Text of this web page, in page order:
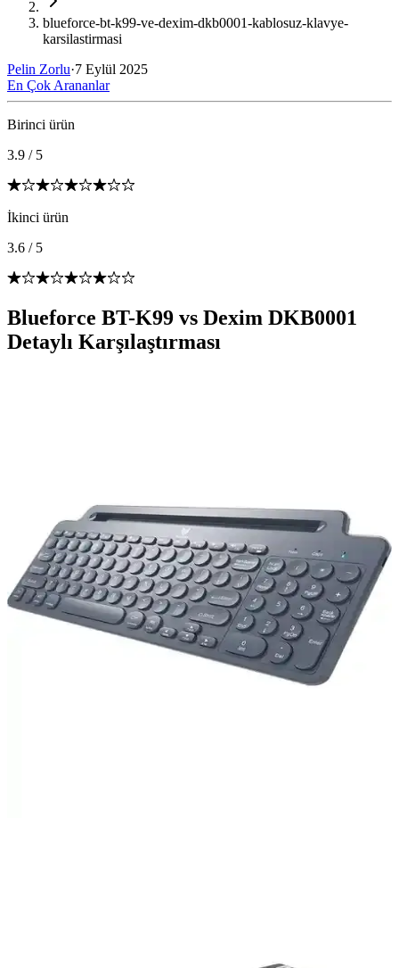
blueforce-bt-k99-ve-dexim-dkb0001-kablosuz-klavye-
karsilastirmasi
Pelin Zorlu·7 Eylül 2025
En Çok Arananlar
Birinci ürün
3.9 / 5
İkinci ürün
3.6 / 5
Blueforce BT-K99 vs Dexim DKB0001
Detaylı Karşılaştırması